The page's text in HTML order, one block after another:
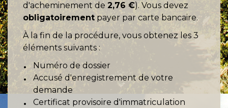
d'acheminement de 2,76 €). Vous devez
obligatoirement payer par carte bancaire.
À la fin de la procédure, vous obtenez les 3
éléments suivants :
Numéro de dossier
Accusé d'enregistrement de votre
demande
Certificat provisoire d'immatriculation